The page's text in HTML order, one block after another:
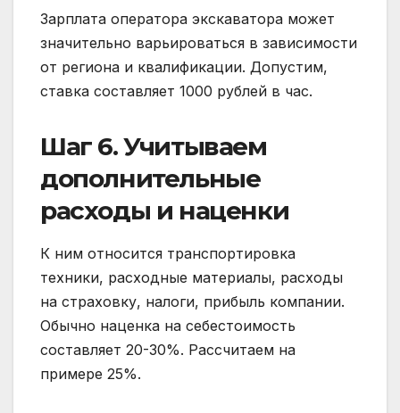
Зарплата оператора экскаватора может
значительно варьироваться в зависимости
от региона и квалификации. Допустим,
ставка составляет 1000 рублей в час.
Шаг 6. Учитываем
дополнительные
расходы и наценки
К ним относится транспортировка
техники, расходные материалы, расходы
на страховку, налоги, прибыль компании.
Обычно наценка на себестоимость
составляет 20-30%. Рассчитаем на
примере 25%.